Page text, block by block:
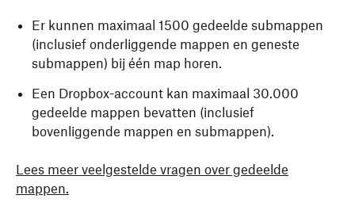
Er kunnen maximaal 1500 gedeelde submappen
(inclusief onderliggende mappen en geneste
submappen) bij één map horen.
Een Dropbox-account kan maximaal 30.000
gedeelde mappen bevatten (inclusief
bovenliggende mappen en submappen).
Lees meer veelgestelde vragen over gedeelde
mappen.